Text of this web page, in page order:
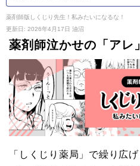
薬剤師版しくじり先生！私みたいになるな！
更新日: 2026年4月17日 油沼
薬剤師泣かせの「アレ
「しくじり薬局」で繰り広